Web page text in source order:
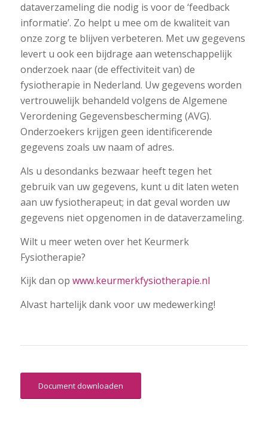
dataverzameling die nodig is voor de ‘feedback
informatie’. Zo helpt u mee om de kwaliteit van
onze zorg te blijven verbeteren. Met uw gegevens
levert u ook een bijdrage aan wetenschappelijk
onderzoek naar (de effectiviteit van) de
fysiotherapie in Nederland. Uw gegevens worden
vertrouwelijk behandeld volgens de Algemene
Verordening Gegevensbescherming (AVG).
Onderzoekers krijgen geen identificerende
gegevens zoals uw naam of adres.
Als u desondanks bezwaar heeft tegen het
gebruik van uw gegevens, kunt u dit laten weten
aan uw fysiotherapeut; in dat geval worden uw
gegevens niet opgenomen in de dataverzameling.
Wilt u meer weten over het Keurmerk
Fysiotherapie?
Kijk dan op www.keurmerkfysiotherapie.nl
Alvast hartelijk dank voor uw medewerking!
Document downloaden